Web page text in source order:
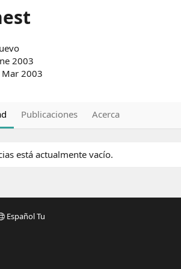
2003
2003
Publicaciones Acerca
está actualmente vacío.
Español Tu